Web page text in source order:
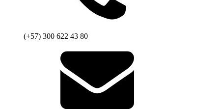
(+57) 300 622 43 80